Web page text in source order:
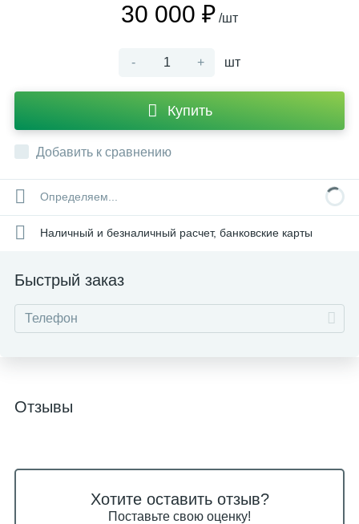
30 000 ₽ /шт
- + шт
Купить
Добавить к сравнению
Определяем...
Наличный и безналичный расчет, банковские карты
Быстрый заказ
Отзывы
Хотите оставить отзыв?
Поставьте свою оценку!